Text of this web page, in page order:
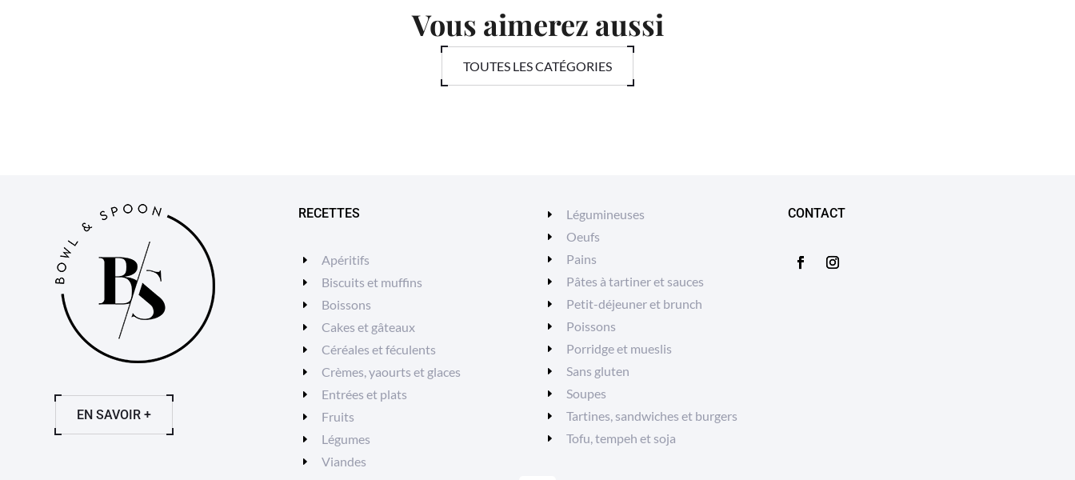
Vous aimerez aussi
TOUTES LES CATÉGORIES
EN SAVOIR +
RECETTES
Apéritifs
Biscuits et muffins
Boissons
Cakes et gâteaux
Céréales et féculents
Crèmes, yaourts et glaces
Entrées et plats
Fruits
Légumes
Viandes
Légumineuses
Oeufs
Pains
Pâtes à tartiner et sauces
Petit-déjeuner et brunch
Poissons
Porridge et mueslis
Sans gluten
Soupes
Tartines, sandwiches et burgers
Tofu, tempeh et soja
CONTACT